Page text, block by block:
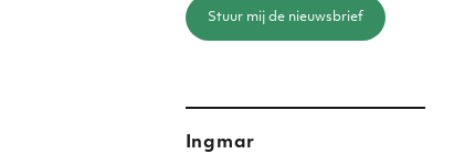
Stuur mij de nieuwsbrief
Ingmar